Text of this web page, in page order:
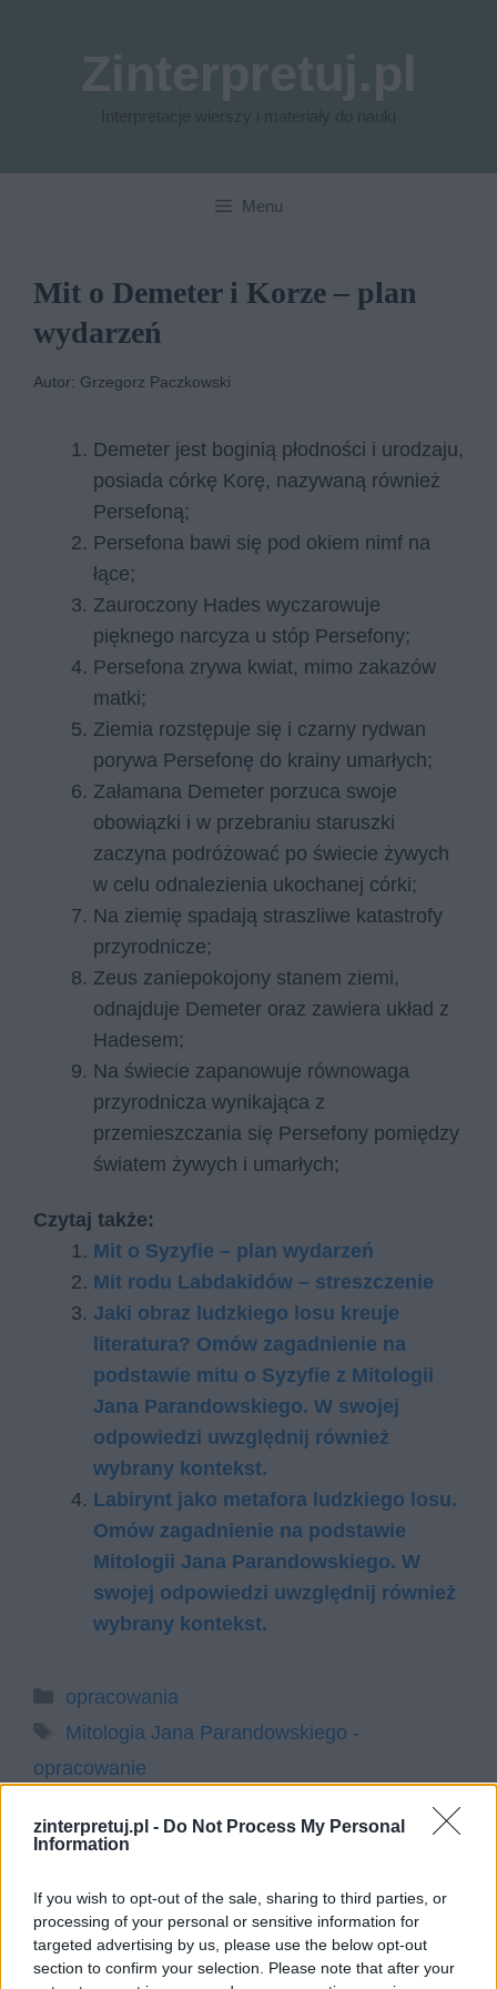
zinterpretuj.pl - Do Not Process My Personal
Information
If you wish to opt-out of the sale, sharing to third parties, or
processing of your personal or sensitive information for
targeted advertising by us, please use the below opt-out
section to confirm your selection. Please note that after your
Menu
Mit o Demeter i Korze – plan
wydarzeń
Autor: Grzegorz Paczkowski
Demeter jest boginią płodności i urodzaju,
posiada córkę Korę, nazywaną również
Persefoną;
Persefona bawi się pod okiem nimf na
łące;
Zauroczony Hades wyczarowuje
pięknego narcyza u stóp Persefony;
Persefona zrywa kwiat, mimo zakazów
matki;
Ziemia rozstępuje się i czarny rydwan
porywa Persefonę do krainy umarłych;
Załamana Demeter porzuca swoje
obowiązki i w przebraniu staruszki
zaczyna podróżować po świecie żywych
w celu odnalezienia ukochanej córki;
Na ziemię spadają straszliwe katastrofy
przyrodnicze;
Zeus zaniepokojony stanem ziemi,
odnajduje Demeter oraz zawiera układ z
Hadesem;
Na świecie zapanowuje równowaga
przyrodnicza wynikająca z
przemieszczania się Persefony pomiędzy
światem żywych i umarłych;
Czytaj także:
Mit o Syzyfie – plan wydarzeń
Mit rodu Labdakidów – streszczenie
Jaki obraz ludzkiego losu kreuje
literatura? Omów zagadnienie na
podstawie mitu o Syzyfie z Mitologii
Jana Parandowskiego. W swojej
odpowiedzi uwzględnij również
wybrany kontekst.
Labirynt jako metafora ludzkiego losu.
Omów zagadnienie na podstawie
Mitologii Jana Parandowskiego. W
swojej odpowiedzi uwzględnij również
wybrany kontekst.
Kategorie
opracowania
Tagi
Mitologia Jana Parandowskiego -
opracowanie
Mit o Demeter i Korze – streszczenie
Dodaj komentarz
Komentarz